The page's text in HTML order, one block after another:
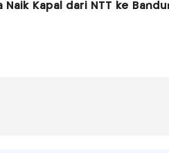
Naik Kapal dari NTT ke